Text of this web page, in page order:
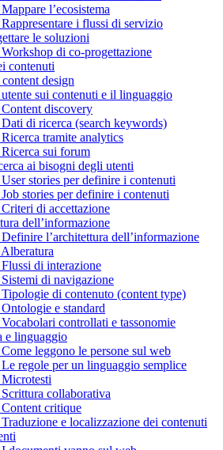
l’ecosistema
i flussi di servizio
le soluzioni
di co-progettazione
contenuti
design
sui contenuti e il linguaggio
discovery
di ricerca (search keywords)
tramite analytics
sui forum
ai bisogni degli utenti
stories per definire i contenuti
stories per definire i contenuti
di accettazione
dell’informazione
l’architettura dell’informazione
di interazione
di navigazione
di contenuto (content type)
e standard
controllati e tassonomie
e linguaggio
leggono le persone sul web
regole per un linguaggio semplice
collaborativa
critique
e localizzazione dei contenuti